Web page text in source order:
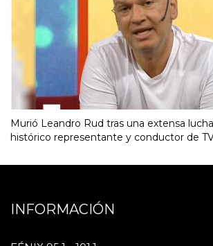
Murió Leandro Rud tras una extensa
histórico representante y conductor de
INFORMACIÓN